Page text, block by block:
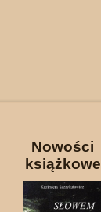
Nowości
książkowe